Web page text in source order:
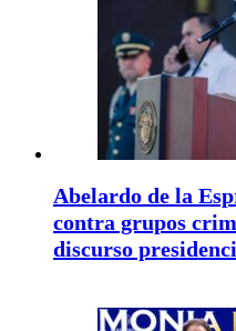
Abelardo de la
contra grupos
discurso